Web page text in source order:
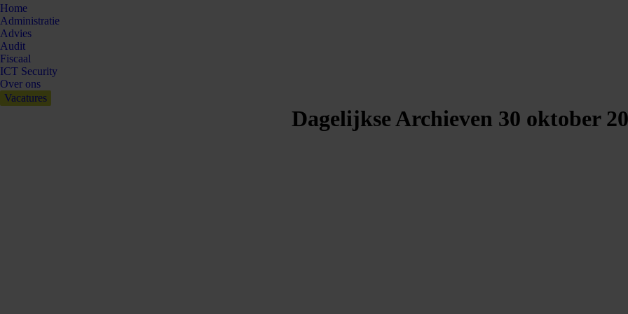
Home
Administratie
Advies
Audit
Fiscaal
ICT Security
Over ons
Vacatures
Dagelijkse Archieven 30 oktober